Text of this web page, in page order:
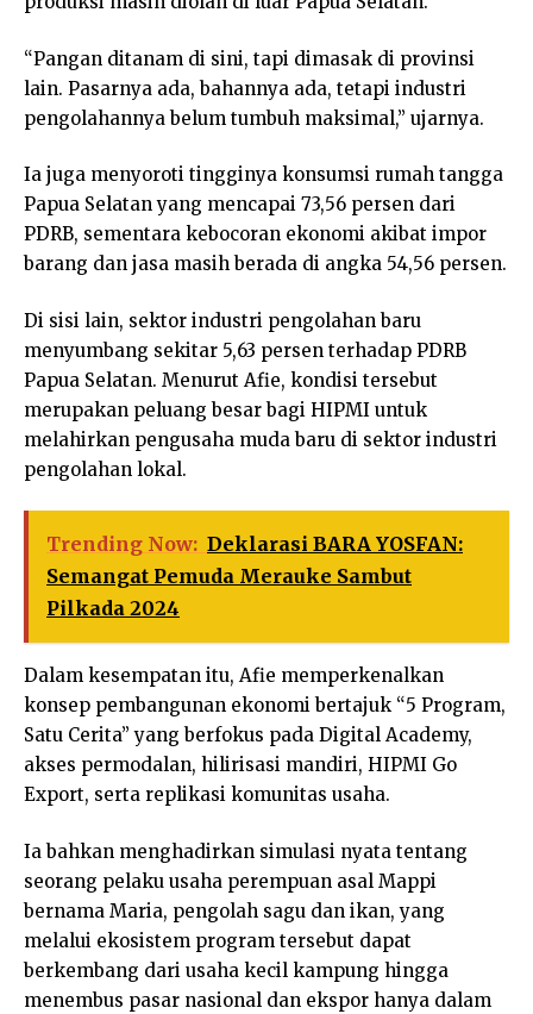
“Pangan ditanam di sini, tapi dimasak di provinsi
lain. Pasarnya ada, bahannya ada, tetapi industri
pengolahannya belum tumbuh maksimal,” ujarnya.
Ia juga menyoroti tingginya konsumsi rumah tangga
Papua Selatan yang mencapai 73,56 persen dari
PDRB, sementara kebocoran ekonomi akibat impor
barang dan jasa masih berada di angka 54,56 persen.
Di sisi lain, sektor industri pengolahan baru
menyumbang sekitar 5,63 persen terhadap PDRB
Papua Selatan. Menurut Afie, kondisi tersebut
merupakan peluang besar bagi HIPMI untuk
melahirkan pengusaha muda baru di sektor industri
pengolahan lokal.
Trending Now: Deklarasi BARA YOSFAN:
Semangat Pemuda Merauke Sambut
Pilkada 2024
Dalam kesempatan itu, Afie memperkenalkan
konsep pembangunan ekonomi bertajuk “5 Program,
Satu Cerita” yang berfokus pada Digital Academy,
akses permodalan, hilirisasi mandiri, HIPMI Go
Export, serta replikasi komunitas usaha.
Ia bahkan menghadirkan simulasi nyata tentang
seorang pelaku usaha perempuan asal Mappi
bernama Maria, pengolah sagu dan ikan, yang
melalui ekosistem program tersebut dapat
berkembang dari usaha kecil kampung hingga
menembus pasar nasional dan ekspor hanya dalam